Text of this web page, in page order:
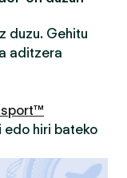
duzu. Gehitu
aditzera
edo hiri bateko